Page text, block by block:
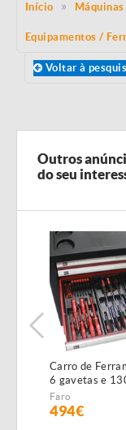
Início
Equipamentos /
Voltar à
Outros
do seu
Carro de
6 gavetas e
NOVO - c/
Faro
494€